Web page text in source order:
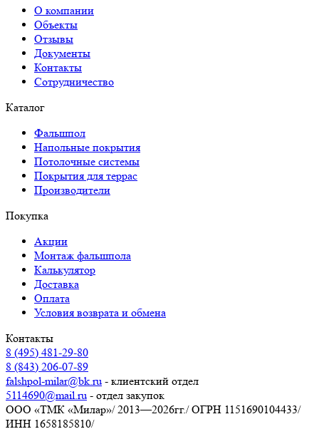
О компании
Объекты
Отзывы
Документы
Контакты
Сотрудничество
Каталог
Фальшпол
Напольные покрытия
Потолочные системы
Покрытия для террас
Производители
Покупка
Акции
Монтаж фальшпола
Калькулятор
Доставка
Оплата
Условия возврата и обмена
Контакты
8 (495) 481-29-80
8 (843) 206-07-89
falshpol-milar@bk.ru - клиентский отдел
5114690@mail.ru - отдел закупок
ООО «ТМК «Милар»/ 2013—2026гг./ОГРН 1151690104433/
ИНН 1658185810/